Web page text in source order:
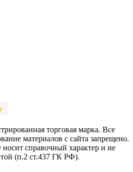
торговая марка. Все
материалов с сайта запрещено.
справочный характер и не
(п.2 ст.437 ГК РФ).